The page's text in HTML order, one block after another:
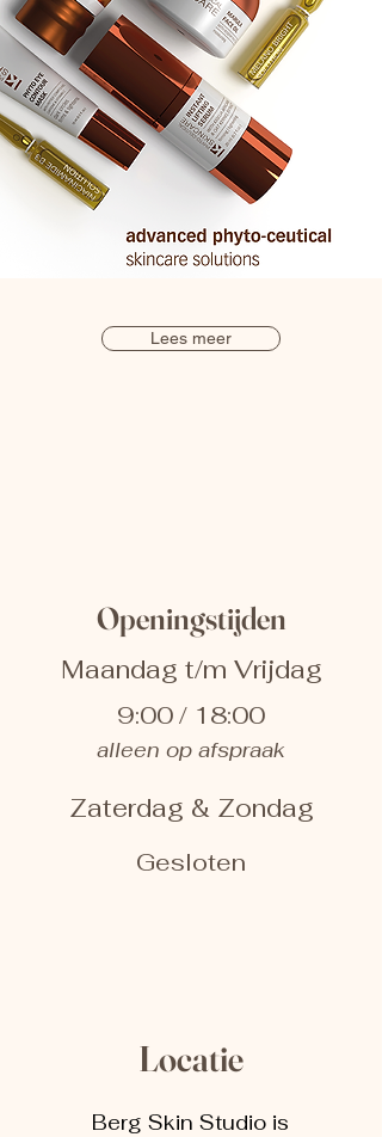
Lees meer
Openingstijden
Maandag t/m Vrijdag
9:00 / 18:00
alleen op afspraak
Zaterdag & Zondag
Gesloten
Locatie
Berg Skin Studio is